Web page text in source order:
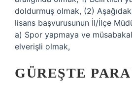
doldurmuş olmak, (2)
lisans başvurusunun İl/İlçe
a) Spor yapmaya ve
elverişli olmak,
GÜREŞTE